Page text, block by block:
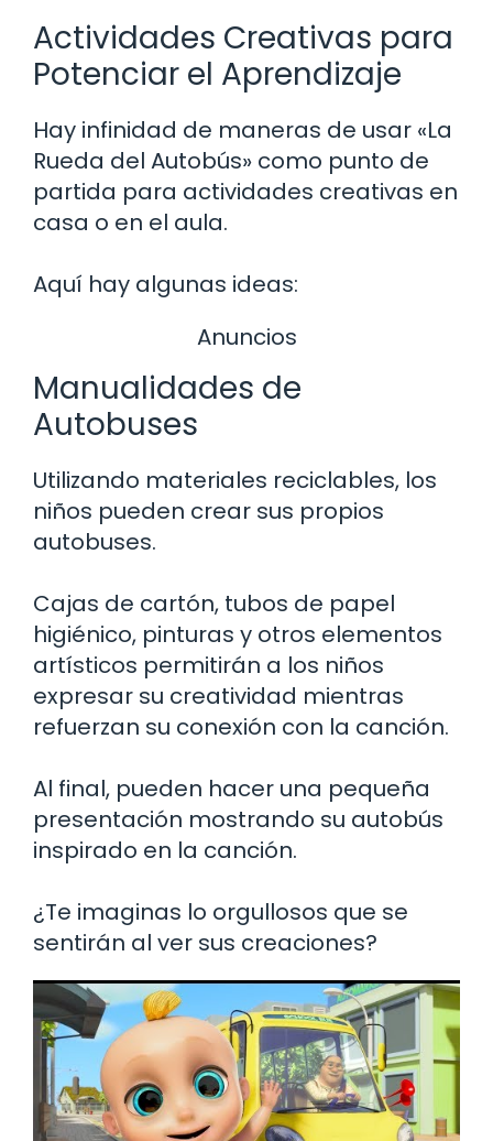
Actividades Creativas para
Potenciar el Aprendizaje
Hay infinidad de maneras de usar «La
Rueda del Autobús» como punto de
partida para actividades creativas en
casa o en el aula.
Aquí hay algunas ideas:
Anuncios
Manualidades de
Autobuses
Utilizando materiales reciclables, los
niños pueden crear sus propios
autobuses.
Cajas de cartón, tubos de papel
higiénico, pinturas y otros elementos
artísticos permitirán a los niños
expresar su creatividad mientras
refuerzan su conexión con la canción.
Al final, pueden hacer una pequeña
presentación mostrando su autobús
inspirado en la canción.
¿Te imaginas lo orgullosos que se
sentirán al ver sus creaciones?